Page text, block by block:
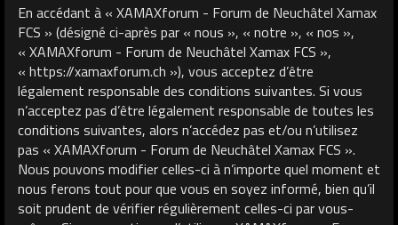
En accédant à « XAMAXforum - Forum de Neuchâtel Xamax
FCS » (désigné ci-après par « nous », « notre », « nos »,
« XAMAXforum - Forum de Neuchâtel Xamax FCS »,
« https://xamaxforum.ch »), vous acceptez d’être
légalement responsable des conditions suivantes. Si vous
n’acceptez pas d’être légalement responsable de toutes les
conditions suivantes, alors n’accédez pas et/ou n’utilisez
pas « XAMAXforum - Forum de Neuchâtel Xamax FCS ».
Nous pouvons modifier celles-ci à n’importe quel moment et
nous ferons tout pour que vous en soyez informé, bien qu’il
soit prudent de vérifier régulièrement celles-ci par vous-